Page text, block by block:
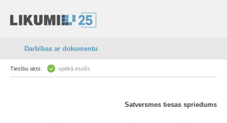
Darbības ar dokumentu
Tiesību akts: spēkā esošs
Satversmes tiesas spriedums